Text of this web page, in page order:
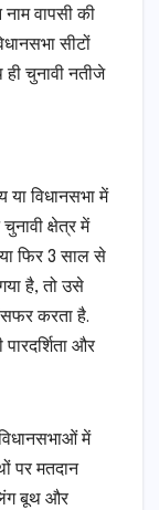
वापसी की
सीटों
चुनावी नतीजे
या विधानसभा में
क्षेत्र में
फिर 3 साल से
है, तो उसे
करता है.
और
में
पर मतदान
बूथ और